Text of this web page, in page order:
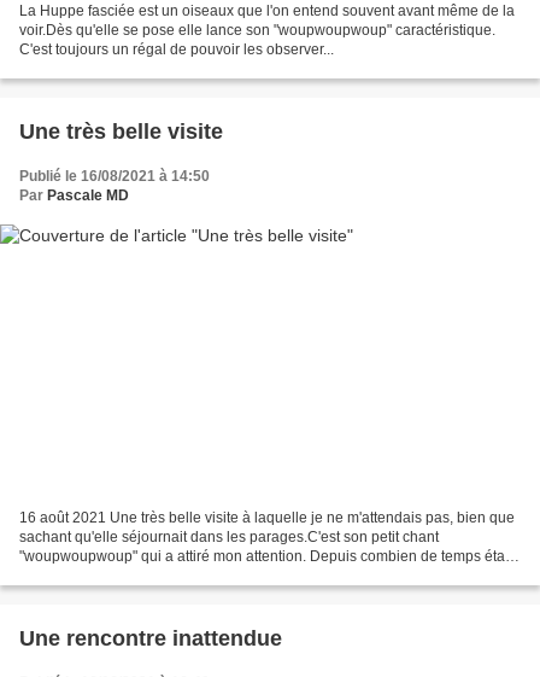
La Huppe fasciée est un oiseaux que l'on entend souvent avant même de la
voir.Dès qu'elle se pose elle lance son "woupwoupwoup" caractéristique.
C'est toujours un régal de pouvoir les observer...
Une très belle visite
Publié le 16/08/2021 à 14:50
Par Pascale MD
16 août 2021 Une très belle visite à laquelle je ne m'attendais pas, bien que
sachant qu'elle séjournait dans les parages.C'est son petit chant
"woupwoupwoup" qui a attiré mon attention. Depuis combien de temps était-
Une rencontre inattendue